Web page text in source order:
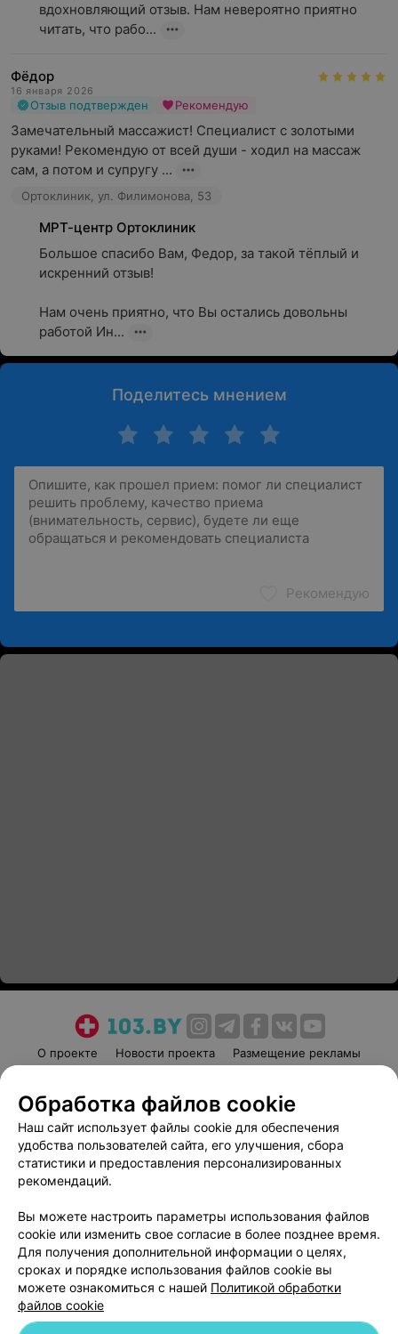
вдохновляющий отзыв. Нам невероятно приятно
читать, что рабо...
Фёдор
16 января 2026
Отзыв подтвержден Рекомендую
Замечательный массажист! Специалист с золотыми
руками! Рекомендую от всей души - ходил на массаж
сам, а потом и супругу ...
Ортоклиник, ул. Филимонова, 53
МРТ-центр Ортоклиник
Большое спасибо Вам, Федор, за такой тёплый и
искренний отзыв!
Нам очень приятно, что Вы остались довольны
работой Ин...
Поделитесь мнением
Рекомендую
О проекте Новости проекта
Размещение рекламы
Пользовательское соглашение
Способы оплаты
Вакансии
Партнеры
Написать руководителю 103.by
Обработка персональных данных
Обработка файлов cookie
Наш сайт использует файлы cookie для обеспечения
удобства пользователей сайта, его улучшения, сбора
статистики и предоставления персонализированных
рекомендаций.
Вы можете настроить параметры использования файлов
cookie или изменить свое согласие в более позднее время.
Для получения дополнительной информации о целях,
сроках и порядке использования файлов cookie вы
можете ознакомиться с нашей Политикой обработки
файлов cookie